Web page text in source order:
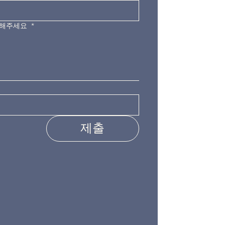
주세요 *
제출